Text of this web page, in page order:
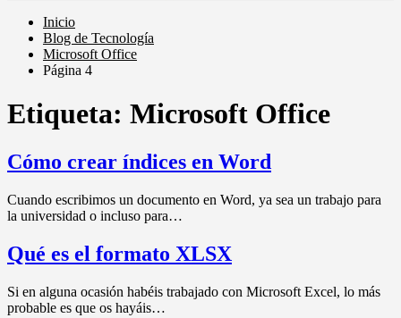
Inicio
Blog de Tecnología
Microsoft Office
Página 4
Etiqueta: Microsoft Office
Cómo crear índices en Word
Cuando escribimos un documento en Word, ya sea un trabajo para
la universidad o incluso para…
Qué es el formato XLSX
Si en alguna ocasión habéis trabajado con Microsoft Excel, lo más
probable es que os hayáis…